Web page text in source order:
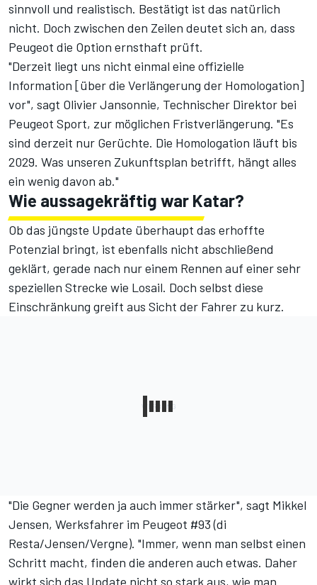
sinnvoll und realistisch. Bestätigt ist das natürlich
nicht. Doch zwischen den Zeilen deutet sich an, dass
Peugeot die Option ernsthaft prüft.
"Derzeit liegt uns nicht einmal eine offizielle
Information [über die Verlängerung der Homologation]
vor", sagt Olivier Jansonnie, Technischer Direktor bei
Peugeot Sport, zur möglichen Fristverlängerung. "Es
sind derzeit nur Gerüchte. Die Homologation läuft bis
2029. Was unseren Zukunftsplan betrifft, hängt alles
ein wenig davon ab."
Wie aussagekräftig war Katar?
Ob das jüngste Update überhaupt das erhoffte
Potenzial bringt, ist ebenfalls nicht abschließend
geklärt, gerade nach nur einem Rennen auf einer sehr
speziellen Strecke wie Losail. Doch selbst diese
Einschränkung greift aus Sicht der Fahrer zu kurz.
"Die Gegner werden ja auch immer stärker", sagt Mikkel
Jensen, Werksfahrer im Peugeot #93 (di
Resta/Jensen/Vergne). "Immer, wenn man selbst einen
Schritt macht, finden die anderen auch etwas. Daher
wirkt sich das Update nicht so stark aus, wie man